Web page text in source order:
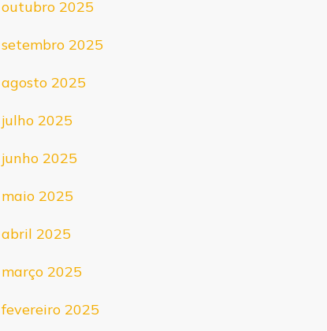
outubro 2025
setembro 2025
agosto 2025
julho 2025
junho 2025
maio 2025
abril 2025
março 2025
fevereiro 2025